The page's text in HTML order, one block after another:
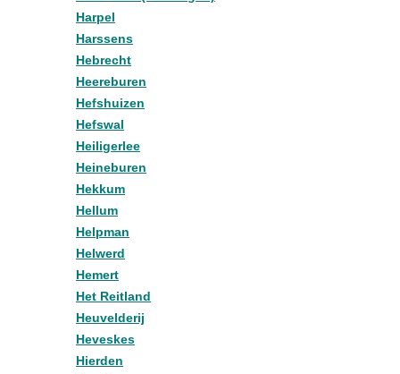
Harpel
Harssens
Hebrecht
Heereburen
Hefshuizen
Hefswal
Heiligerlee
Heineburen
Hekkum
Hellum
Helpman
Helwerd
Hemert
Het Reitland
Heuvelderij
Heveskes
Hierden